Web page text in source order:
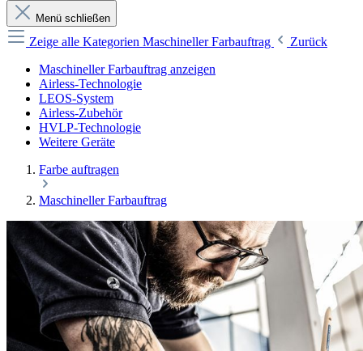
Menü schließen
Zeige alle Kategorien Maschineller Farbauftrag
Zurück
Maschineller Farbauftrag anzeigen
Airless-Technologie
LEOS-System
Airless-Zubehör
HVLP-Technologie
Weitere Geräte
Farbe auftragen
Maschineller Farbauftrag